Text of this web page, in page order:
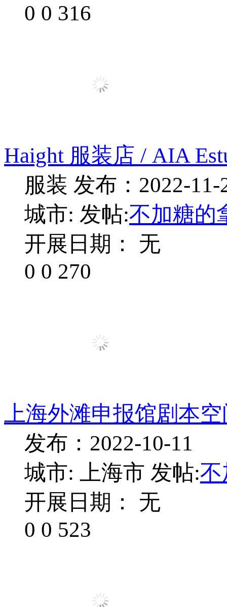
0 0 316
Haight 服装店 / AIA
服装 发布：2022-11-
城市: 发帖:不加糖的
开展日期： 无
0 0 270
上海外滩申报馆剧本
发布：2022-10-11
城市: 上海市 发帖:不
开展日期： 无
0 0 523